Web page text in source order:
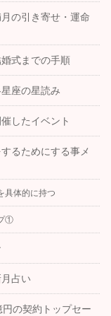
の引き寄せ・運命
式までの手順
座の星読み
したイベント
るためにする事メ
具体的に持つ
①
占い
円の契約トップセー